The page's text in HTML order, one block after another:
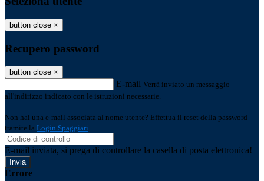
button close ×
Recupero password
button close ×
E-mail Verrà inviato un messaggio
all'indirizzo indicato con le istruzioni necessarie.
Non hai una e-mail associata al nome utente? Effettua il reset della password
tramite la Login Spaggiari
E-mail inviata, si prega di controllare la casella di posta elettronica!
Errore